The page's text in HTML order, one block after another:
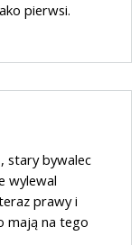
pierwsi.
stary bywalec
wylewal
prawy i
mają na tego